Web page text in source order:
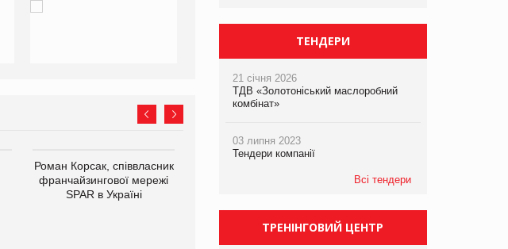
Роман Корсак, співвласник
франчайзингової мережі
SPAR в Україні
виробництва
компанії «УкраМарин»
ТЕНДЕРИ
21 січня 2026
ТДВ «Золотоніський маслоробний
комбінат»
03 липня 2023
Тендери компанії
Всі тендери
ТРЕНІНГОВИЙ ЦЕНТР